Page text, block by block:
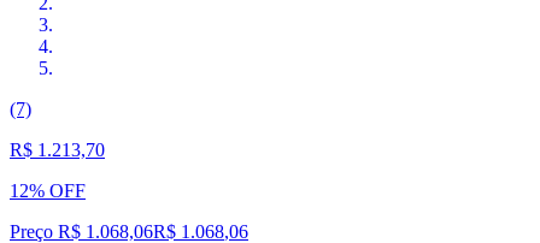
(7)
R$ 1.213,70
12% OFF
Preço R$ 1.068,06R$ 1.068,06